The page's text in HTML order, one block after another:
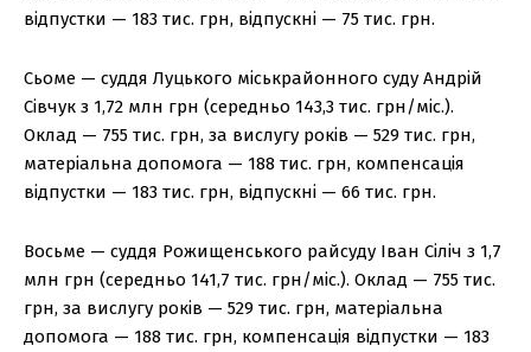
відпустки — 183 тис. грн, відпускні — 75 тис. грн.
Сьоме — суддя Луцького міськрайонного суду Андрій
Сівчук з 1,72 млн грн (середньо 143,3 тис. грн/міс.).
Оклад — 755 тис. грн, за вислугу років — 529 тис. грн,
матеріальна допомога — 188 тис. грн, компенсація
відпустки — 183 тис. грн, відпускні — 66 тис. грн.
Восьме — суддя Рожищенського райсуду Іван Сіліч з 1,7
млн грн (середньо 141,7 тис. грн/міс.). Оклад — 755 тис.
грн, за вислугу років — 529 тис. грн, матеріальна
допомога — 188 тис. грн, компенсація відпустки — 183